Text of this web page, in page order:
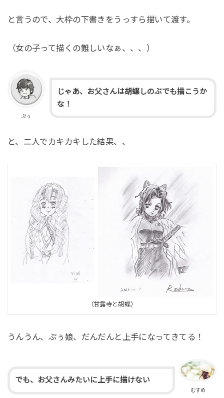
と言うので、大枠の下書きをうっすら描いて渡す。
（女の子って描くの難しいなぁ、、、）
ぷぅ
じゃあ、お父さんは胡蝶しのぶでも描こうか
な！
と、二人でカキカキした結果、、
（甘露寺と胡蝶）
うんうん、ぷぅ娘、だんだんと上手になってきてる！
むすめ
でも、お父さんみたいに上手に描けない